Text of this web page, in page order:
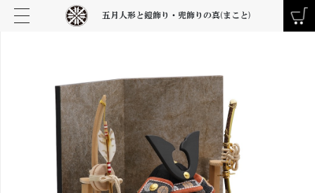
五月人形と鎧飾り・兜飾りの真(まこと)